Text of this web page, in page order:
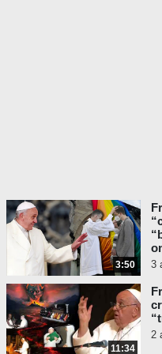
mistero
bestia con
corna che la
hai visto era
sorgere dal
andare alla
abitanti della
sono stati
vita fin dalla
3:50 3
11:34
2